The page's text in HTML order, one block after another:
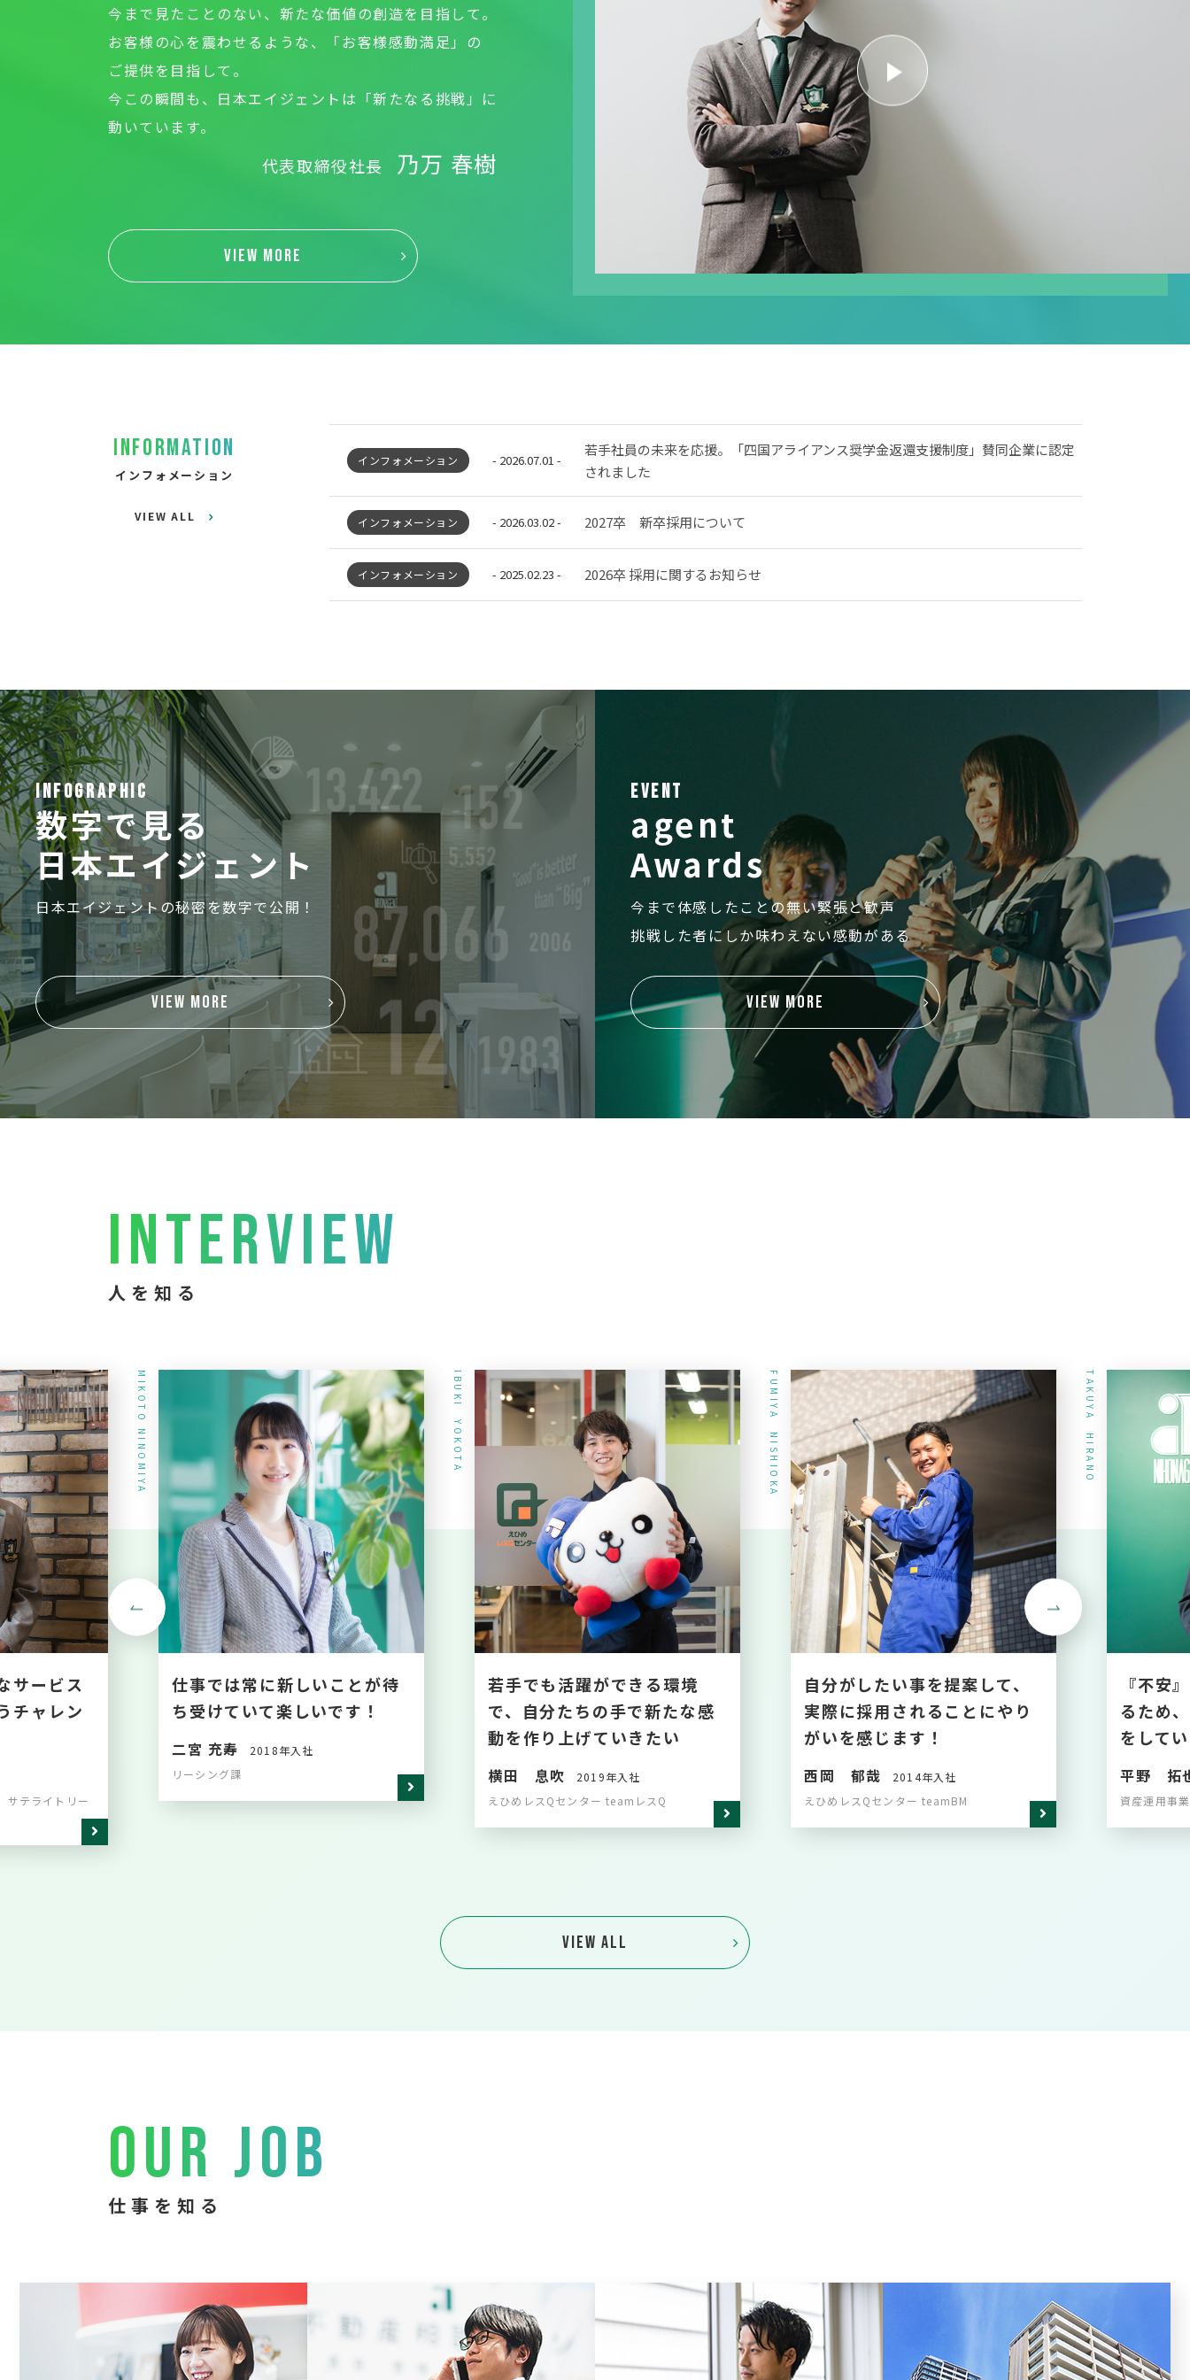
今まで見たことのない、新たな価値の創造を目指して。
お客様の心を震わせるような、「お客様感動満足」の
ご提供を目指して。
今この瞬間も、日本エイジェントは「新たなる挑戦」に
動いています。
代表取締役社長 乃万 春樹
VIEW MORE
INFORMATION
インフォメーション
VIEW ALL
インフォメーション - 2026.07.01 -
若手社員の未来を応援。「四国アライアンス奨学金返還支援制度」賛同企業に認定
されました
インフォメーション - 2026.03.02 - 2027卒 新卒採用について
インフォメーション - 2025.02.23 - 2026卒 採用に関するお知らせ
INFOGRAPHIC
数字で見る
日本エイジェント
日本エイジェントの秘密を数字で公開！
VIEW MORE
EVENT
agent
Awards
今まで体感したことの無い緊張と歓声
挑戦した者にしか味わえない感動がある
VIEW MORE
INTERVIEW
人を知る
サービス
チャレン
テライトリー
MIKOTO NINOMIYA
仕事では常に新しいことが待
ち受けていて楽しいです！
二宮 充寿
2018年入社
リーシング課
IBUKI YOKOTA
若手でも活躍ができる環境
で、自分たちの手で新たな感
動を作り上げていきたい
横田 息吹
2019年入社
えひめレスQセンター teamレスQ
FUMIYA NISHIOKA
自分がしたい事を提案して、
実際に採用されることにやり
がいを感じます！
西岡 郁哉
2014年入社
えひめレスQセンター teamBM
TAKUYA HIRANO
『不安
るため
をして
平野 拓
資産運用事
VIEW ALL
OUR JOB
仕事を知る
お客様の条件に合った物件の紹
介・案内・契約業務など
資産の運用相談や新築立案など
収益不動産の企画立案・運用戦
リノベーション企画・提案など
オーナー様の収益最大化を目的
収益不動産や分譲マンションを
主に、不動産全般の売買の斡